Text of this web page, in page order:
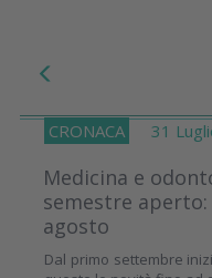
CRONACA 31
Medicina e
semestre
agosto
Dal primo settembre